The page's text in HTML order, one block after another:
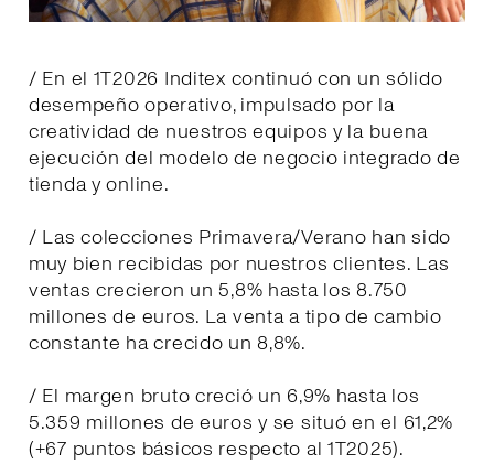
/ En el 1T2026 Inditex continuó con un sólido
desempeño operativo, impulsado por la
creatividad de nuestros equipos y la buena
ejecución del modelo de negocio integrado de
tienda y online.
/ Las colecciones Primavera/Verano han sido
muy bien recibidas por nuestros clientes. Las
ventas crecieron un 5,8% hasta los 8.750
millones de euros. La venta a tipo de cambio
constante ha crecido un 8,8%.
/ El margen bruto creció un 6,9% hasta los
5.359 millones de euros y se situó en el 61,2%
(+67 puntos básicos respecto al 1T2025).